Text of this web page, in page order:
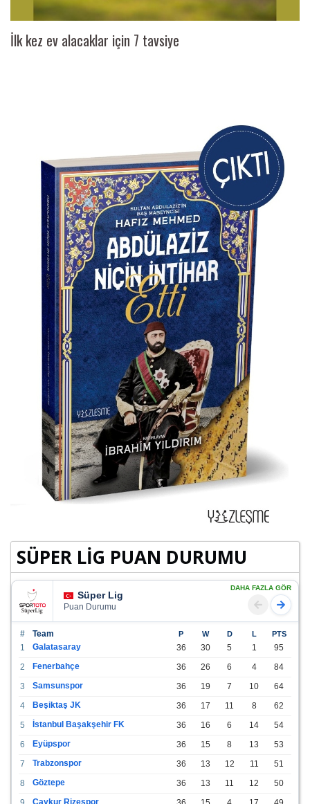
İlk kez ev alacaklar için 7 tavsiye
SÜPER LİG PUAN DURUMU
Süper Lig
Puan Durumu
DAHA FAZLA GÖR
# Team P W D L PTS
1 Galatasaray 36 30 5 1
95
2
Fenerbahçe 36 26 6 4
84
3
Samsunspor 36 19 7 10
64
4
Beşiktaş JK 36 17 11 8
62
5
İstanbul Başakşehir FK 36 16 6 14
54
6
Eyüpspor 36 15 8 13
53
7
Trabzonspor 36 13 12 11
51
8
Göztepe 36 13 11 12
50
Çaykur Rizespor